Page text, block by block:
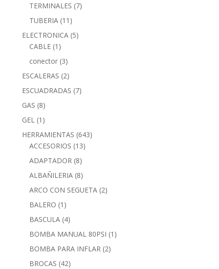
TERMINALES (7)
TUBERIA (11)
ELECTRONICA (5)
CABLE (1)
conector (3)
ESCALERAS (2)
ESCUADRADAS (7)
GAS (8)
GEL (1)
HERRAMIENTAS (643)
ACCESORIOS (13)
ADAPTADOR (8)
ALBAÑILERIA (8)
ARCO CON SEGUETA (2)
BALERO (1)
BASCULA (4)
BOMBA MANUAL 80PSI (1)
BOMBA PARA INFLAR (2)
BROCAS (42)